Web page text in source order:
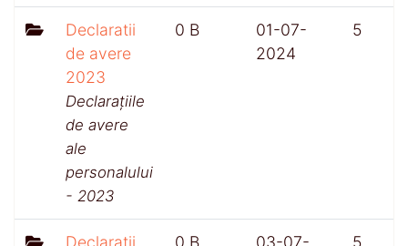
Declaratii
de avere
2023
Declarațiile
de avere
ale
personalului
- 2023
0 B
01-07-
2024
5
Declaratii
0 B
03-07-
5